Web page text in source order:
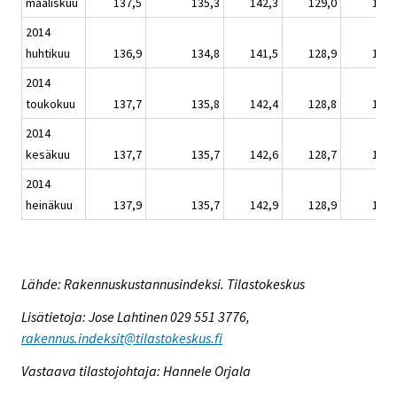
2014
huhtikuu
136,9 134,8 141,5 128,9
2014
toukokuu
137,7 135,8 142,4 128,8
2014
kesäkuu
137,7 135,7 142,6 128,7
2014
heinäkuu
137,9 135,7 142,9 128,9
Lähde: Rakennuskustannusindeksi. Tilastokeskus
Lisätietoja: Jose Lahtinen 029 551 3776,
rakennus.indeksit@tilastokeskus.fi
Vastaava tilastojohtaja: Hannele Orjala